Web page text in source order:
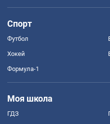
Спорт
Футбол
Хокей
Формула-1
Моя школа
ГДЗ